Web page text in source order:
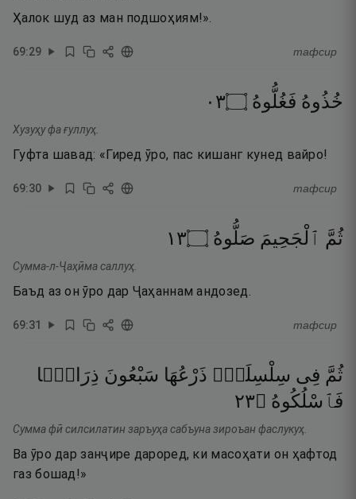
Ҳалок шуд аз ман подшоҳиям!».
69:29 тафсир
خُذُوهُ فَغُلُّوهُ ۝٣٠
Хузуҳу фа ғуллуҳ.
Гуфта шавад: «Гиред ӯро, пас кишанг кунед вайро!
69:30 тафсир
ثُمَّ ٱلْجَحِيمَ صَلُّوهُ ۝٣١
Сумма-л-Ҷаҳӣма саллуҳ.
Баъд аз он ӯро дар Ҷаҳаннам андозед.
69:31 тафсир
ثُمَّ فِى سِلْسِلَةٍۢ ذَرْعُهَا سَبْعُونَ ذِرَاعًۭا
فَٱسْلُكُوهُ ۝٣٢
Сумма фӣ силсилатин заръуҳа сабъуна зироъан фаслукуҳ.
Ва ӯро дар занҷире дароред, ки масоҳати он ҳафтод
газ бошад!»